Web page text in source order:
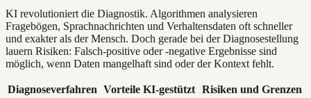
KI revolutioniert die Diagnostik. Algorithmen analysieren
Fragebögen, Sprachnachrichten und Verhaltensdaten oft schneller
und exakter als der Mensch. Doch gerade bei der Diagnosestellung
lauern Risiken: Falsch-positive oder -negative Ergebnisse sind
möglich, wenn Daten mangelhaft sind oder der Kontext fehlt.
Diagnoseverfahren Vorteile KI-gestützt
Risiken und Grenzen